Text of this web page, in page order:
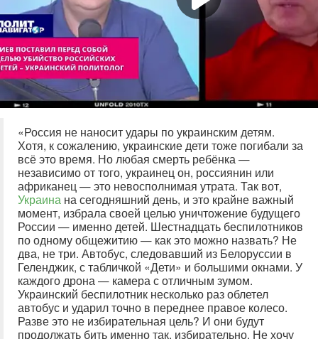
«Россия не наносит удары по украинским детям.
Хотя, к сожалению, украинские дети тоже погибали за
всё это время. Но любая смерть ребёнка —
независимо от того, украинец он, россиянин или
африканец — это невосполнимая утрата. Так вот,
Украина на сегодняшний день, и это крайне важный
момент, избрала своей целью уничтожение будущего
России — именно детей. Шестнадцать беспилотников
по одному общежитию — как это можно назвать? Не
два, не три. Автобус, следовавший из Белоруссии в
Геленджик, с табличкой «Дети» и большими окнами. У
каждого дрона — камера с отличным зумом.
Украинский беспилотник несколько раз облетел
автобус и ударил точно в переднее правое колесо.
Разве это не избирательная цель? И они будут
продолжать бить именно так, избирательно. Не хочу